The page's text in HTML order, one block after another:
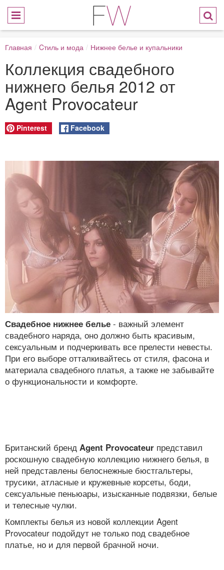
Главная / Cтиль и мода / Нижнее белье и купальники
Коллекция свадебного
нижнего белья 2012 от
Agent Provocateur
Pinterest Facebook
Свадебное нижнее белье - важный элемент
свадебного наряда, оно должно быть красивым,
сексуальным и подчеркивать все прелести невесты.
При его выборе отталкивайтесь от стиля, фасона и
материала свадебного платья, а также не забывайте
о функциональности и комфорте.
Британский бренд Agent Provocateur представил
роскошную свадебную коллекцию нижнего белья, в
ней представлены белоснежные бюстгальтеры,
трусики, атласные и кружевные корсеты, боди,
сексуальные пеньюары, изысканные подвязки, белые
и телесные чулки.
Комплекты белья из новой коллекции Agent
Provocateur подойдут не только под свадебное
платье, но и для первой брачной ночи.